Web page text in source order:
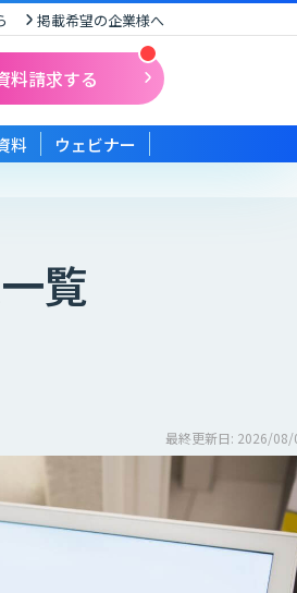
掲載希望の企業様へ
料請求する
料 ウェビナー
覧
最終更新日: 2026/08/